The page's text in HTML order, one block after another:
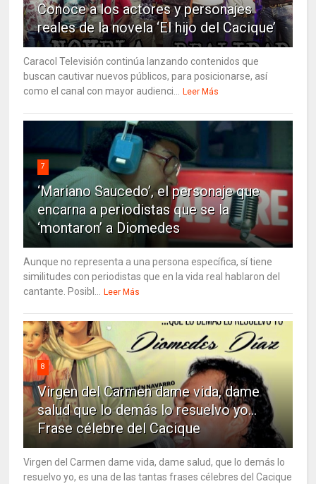
Conoce a los actores y personajes
reales de la novela ‘El hijo del Cacique’
Caracol Televisión continúa lanzando contenidos que
buscan cautivar nuevos públicos, para posicionarse, así
como el canal con mayor audienci... Leer Más
7
‘Mariano Saucedo’, el personaje que
encarna a periodistas que se la
‘montaron’ a Diomedes
Aunque no representa a una persona específica, sí tiene
similitudes con periodistas que en la vida real hablaron del
cantante. Posibl... Leer Más
8
Virgen del Carmen dame vida, dame
salud que lo demás lo resuelvo yo…
Frase célebre del Cacique
Virgen del Carmen dame vida, dame salud, que lo demás lo
resuelvo yo, es una de las tantas frases célebres del Cacique